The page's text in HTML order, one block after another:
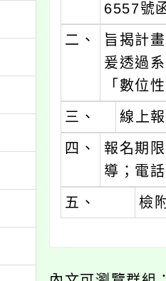
6557號
二、
旨揭計
爰透過
「數位
三、
線上
四、
報名期
導；電
五、
檢